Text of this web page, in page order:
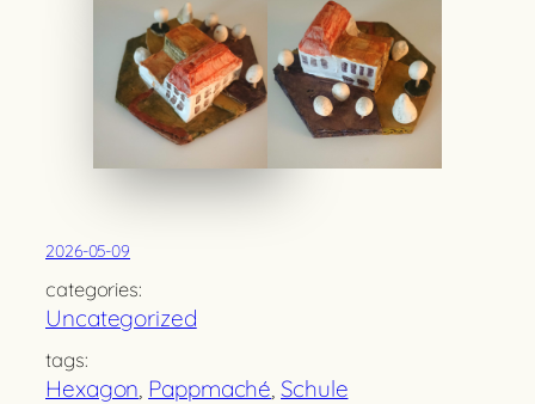
2026-05-09
categories:
Uncategorized
tags:
Hexagon Pappmaché , Schule